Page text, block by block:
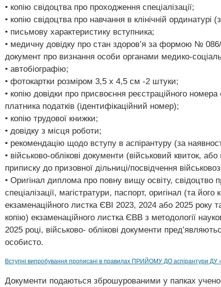
• копію свідоцтва про проходження спеціалізації;
• копію свідоцтва про навчання в клінічній ординатурі
• письмову характеристику вступника;
• медичну довідку про стан здоров’я за формою №
документ про визнання особи органами медико-
• автобіографію;
• фотокартки розміром 3,5 х 4,5 см -2 штуки;
• копію довідки про присвоєння реєстраційного номера
платника податків (ідентифікаційний номер);
• копію трудової книжки;
• довідку з місця роботи;
• рекомендацію щодо вступу в аспірантуру (за
• військово-облікові документи (військовий квиток,
приписку до призовної дільниці/посвідчення
• Оригінал диплома про повну вищу освіту, свідоцтво
спеціалізації, магістратури, паспорт, оригінал (та його
екзаменаційного листка ЄВІ 2023, 2024 або 2025 року
копію) екзаменаційного листка ЄВВ з методології
2025 році, військово- облікові документи
особисто.
Вступні випробування прописані в правилах ПРИЙОМУ ДО аспірантури
Документи подаються зброшурованими у папках